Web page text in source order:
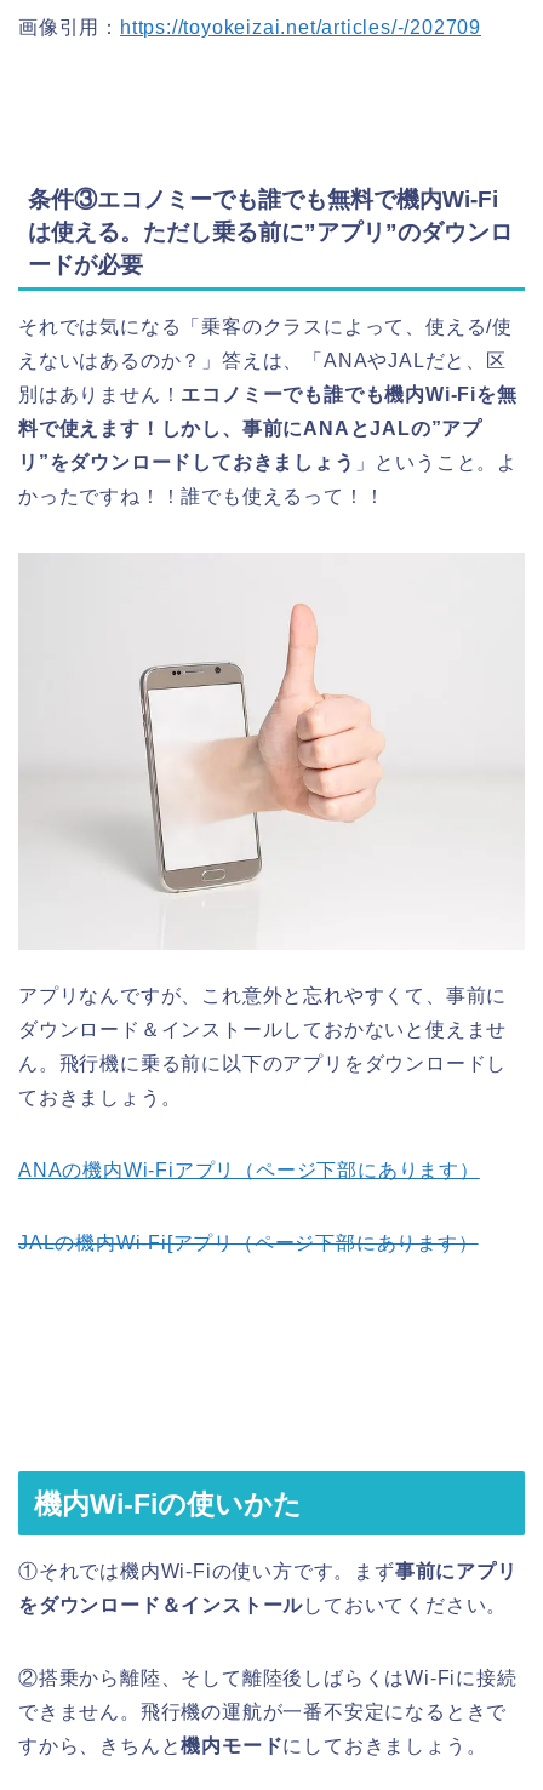
画像引用： https://toyokeizai.net/articles/-/202709
条件③エコノミーでも誰でも無料で機内Wi-Fi
は使える。ただし乗る前に”アプリ”のダウンロ
ードが必要
それでは気になる「乗客のクラスによって、使える/使
えないはあるのか？」答えは、「ANAやJALだと、区
別はありません！ エコノミーでも誰でも機内Wi-Fiを無
料で使えます！しかし、事前にANAとJALの”アプ
リ”をダウンロードしておきましょう 」ということ。よ
かったですね！！誰でも使えるって！！
アプリなんですが、これ意外と忘れやすくて、事前に
ダウンロード＆インストールしておかないと使えませ
ん。飛行機に乗る前に以下のアプリをダウンロードし
ておきましょう。
ANAの機内Wi-Fiアプリ（ページ下部にあります）
JALの機内Wi-Fi[アプリ（ページ下部にあります）
機内Wi-Fiの使いかた
①それでは機内Wi-Fiの使い方です。まず事前にアプリ
をダウンロード＆インストールしておいてください。
②搭乗から離陸、そして離陸後しばらくはWi-Fiに接続
できません。飛行機の運航が一番不安定になるときで
すから、きちんと機内モードにしておきましょう。